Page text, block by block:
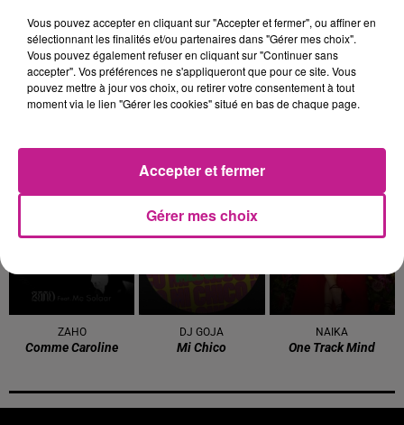
14h57
14h57 14h53
14h53
SAMURAI JAY
Obsessione
14h50
14h50
ZAHO
Comme Caroline
14h45
14h45
DJ GOJA
Mi Chico
NAIKA
One Track Mind
Vous pouvez accepter en cliquant sur "Accepter et fermer", ou affiner en
sélectionnant les finalités et/ou partenaires dans "Gérer mes choix".
Vous pouvez également refuser en cliquant sur "Continuer sans
accepter". Vos préférences ne s'appliqueront que pour ce site. Vous
pouvez mettre à jour vos choix, ou retirer votre consentement à tout
moment via le lien "Gérer les cookies" situé en bas de chaque page.
Gérer mes choix
Accepter et fermer